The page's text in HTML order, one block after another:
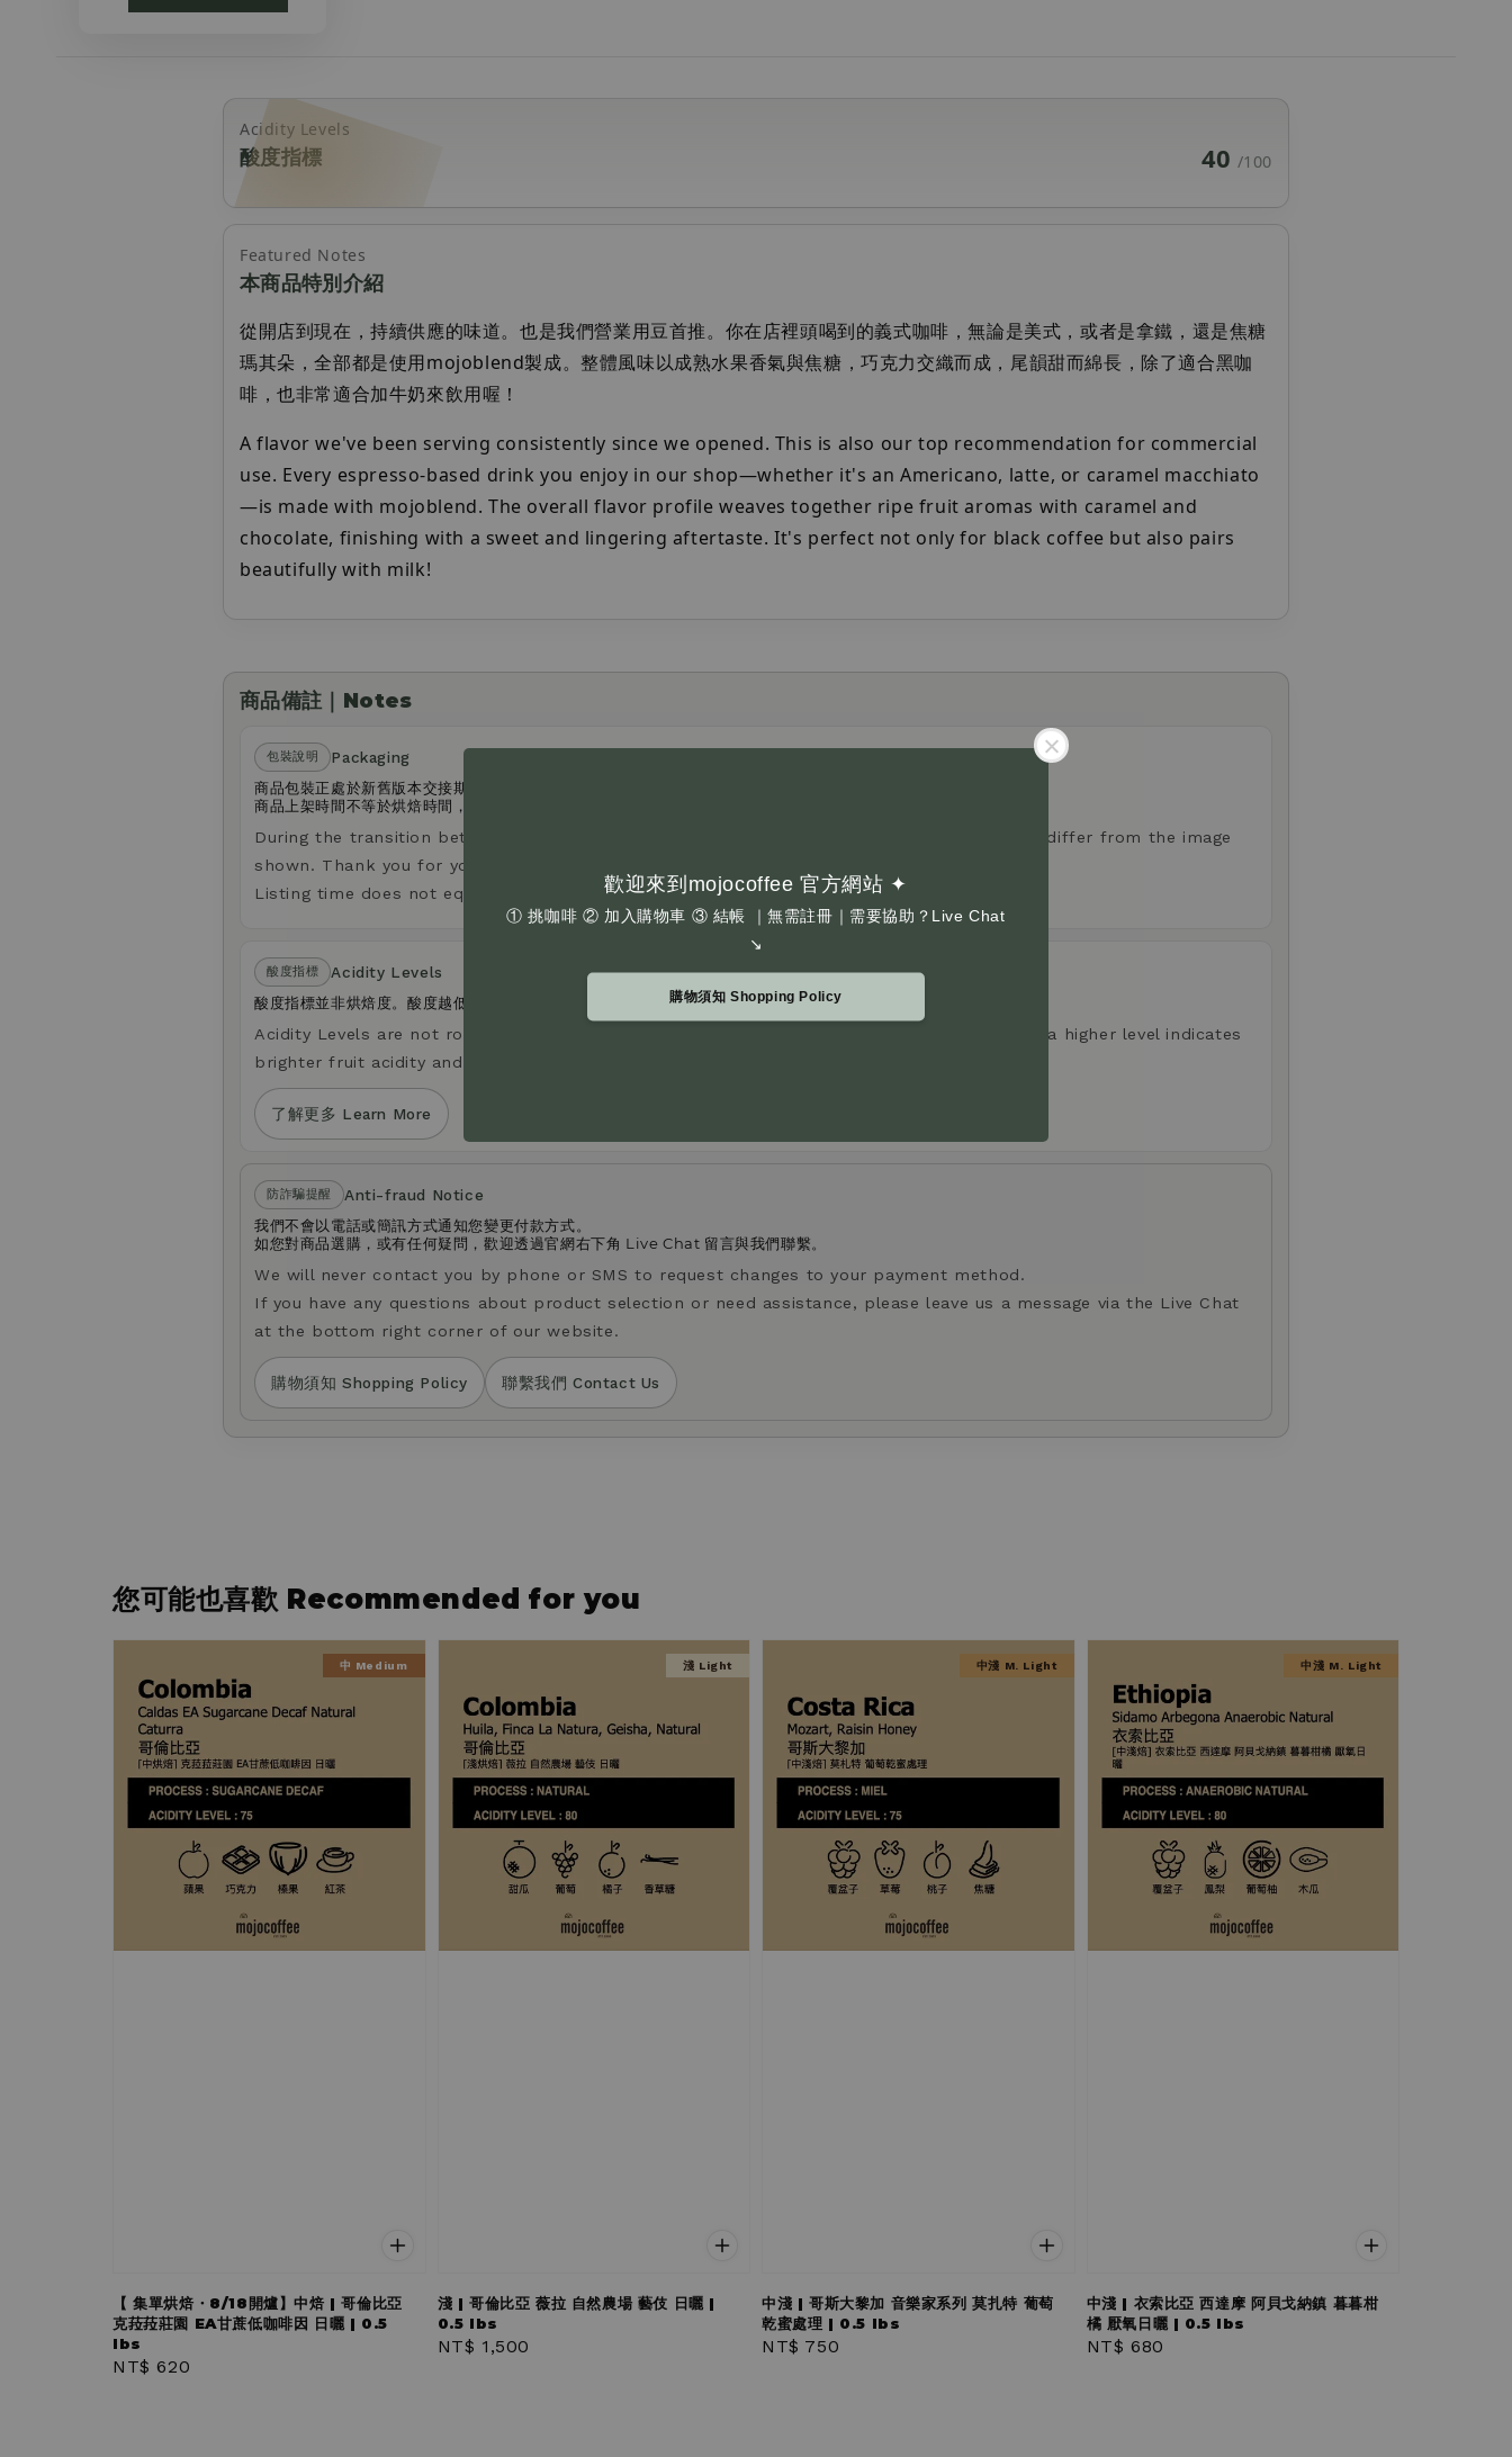
歡迎來到mojocoffee 官方網站 ✦
① 挑咖啡 ② 加入購物車 ③ 結帳 ｜無需註冊｜需要協助？Live Chat
↘
購物須知 Shopping Policy
Acidity Levels
酸度指標 40 /100
Featured Notes
本商品特別介紹
從開店到現在，持續供應的味道。也是我們營業用豆首推。你在店裡頭喝到的義式咖啡，無論是美式，或者是拿鐵，還是焦糖
瑪其朵，全部都是使用mojoblend製成。整體風味以成熟水果香氣與焦糖，巧克力交織而成，尾韻甜而綿長，除了適合黑咖
啡，也非常適合加牛奶來飲用喔！
A flavor we've been serving consistently since we opened. This is also our top recommendation for commercial
use. Every espresso-based drink you enjoy in our shop—whether it's an Americano, latte, or caramel macchiato
—is made with mojoblend. The overall flavor profile weaves together ripe fruit aromas with caramel and
chocolate, finishing with a sweet and lingering aftertaste. It's perfect not only for black coffee but also pairs
beautifully with milk!
商品備註｜Notes
包裝說明
Packaging
商品包裝正處於新舊版本交接期，您收到的包裝樣式可能與商品圖片不同，敬請理解。
商品上架時間不等於烘焙時間，請放心。
During the transition between old and new packaging designs, the product you receive may differ from the image
shown. Thank you for your understanding.
Listing time does not equal roasting time.
酸度指標
Acidity Levels
酸度指標並非烘焙度。酸度越低，口感越沈穩厚實且不酸；酸度越高，果酸感更明顯、風味更清爽。
Acidity Levels are not roast levels. A lower acidity level indicates a heavier, less acidic taste; a higher level indicates
brighter fruit acidity and a lighter taste.
了解更多 Learn More
防詐騙提醒
Anti-fraud Notice
我們不會以電話或簡訊方式通知您變更付款方式。
如您對商品選購，或有任何疑問，歡迎透過官網右下角 Live Chat 留言與我們聯繫。
We will never contact you by phone or SMS to request changes to your payment method.
If you have any questions about product selection or need assistance, please leave us a message via the Live Chat
at the bottom right corner of our website.
購物須知 Shopping Policy 聯繫我們 Contact Us
您可能也喜歡 Recommended for you
中 Medium
【 集單烘焙・8/18開爐】中焙 | 哥倫比亞
克菈菈莊園 EA甘蔗低咖啡因 日曬 | 0.5
lbs
Regular
NT$ 620
淺 Light
淺 | 哥倫比亞 薇拉 自然農場 藝伎 日曬 |
0.5 lbs
Regular
NT$ 1,500
中淺 M. Light
中淺 | 哥斯大黎加 音樂家系列 莫扎特 葡萄
乾蜜處理 | 0.5 lbs
Regular
NT$ 750
中淺 M. Light
中淺 | 衣索比亞 西達摩 阿貝戈納鎮 暮暮柑
橘 厭氧日曬 | 0.5 lbs
Regular
NT$ 680